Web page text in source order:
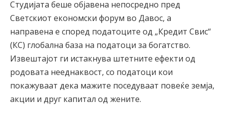
Студијата беше објавена непосредно пред
Светскиот економски форум во Давос, а
направена е според податоците од „Кредит Свис“
(КС) глобална база на податоци за богатство.
Извештајот ги истакнува штетните ефекти од
родовата нееднаквост, со податоци кои
покажуваат дека мажите поседуваат повеќе земја,
акции и друг капитал од жените.